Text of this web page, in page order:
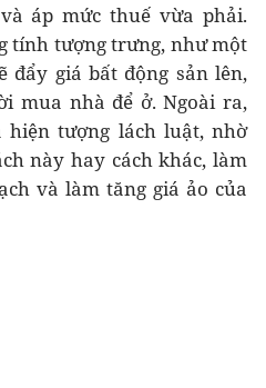
áp mức thuế vừa phải.
tính tượng trưng, như một
đẩy giá bất động sản lên,
mua nhà để ở. Ngoài ra,
hiện tượng lách luật, nhờ
này hay cách khác, làm
và làm tăng giá ảo của